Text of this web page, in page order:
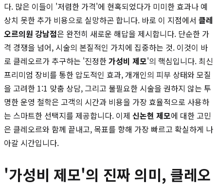
다. 많은 이들이 '저렴한 가격'에 현혹되었다가 미미한 효과나 예
상치 못한 추가 비용으로 실망하곤 합니다. 바로 이 지점에서 클레
오르의원 강남점은 완전히 새로운 해답을 제시합니다. 단순한 가
격 경쟁을 넘어, 시술의 본질적인 가치에 집중하는 것. 이것이 바
로 클레오르가 추구하는 '진정한가성비 제모'의 핵심입니다. 최신
프리미엄 장비를 통한 압도적인 효과, 개개인의 피부 상태와 모질
을 고려한 1:1 맞춤 상담, 그리고 불필요한 시술을 권하지 않는 투
명한 운영 철학은 고객의 시간과 비용을 가장 효율적으로 사용하
는 스마트한 선택지를 제공합니다. 이제 신논현 제모에 대한 고민
은 클레오르와 함께 끝내고, 목표를 향해 가장 빠르고 확실하게 나
아갈 시간입니다.
'가성비 제모'의 진짜 의미, 클레오